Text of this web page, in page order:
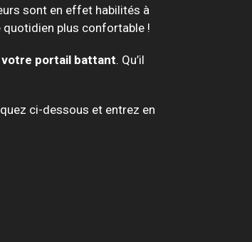
sont en effet habilités à
quotidien plus confortable !
portail battant. Qu’il
ci-dessous et entrez en